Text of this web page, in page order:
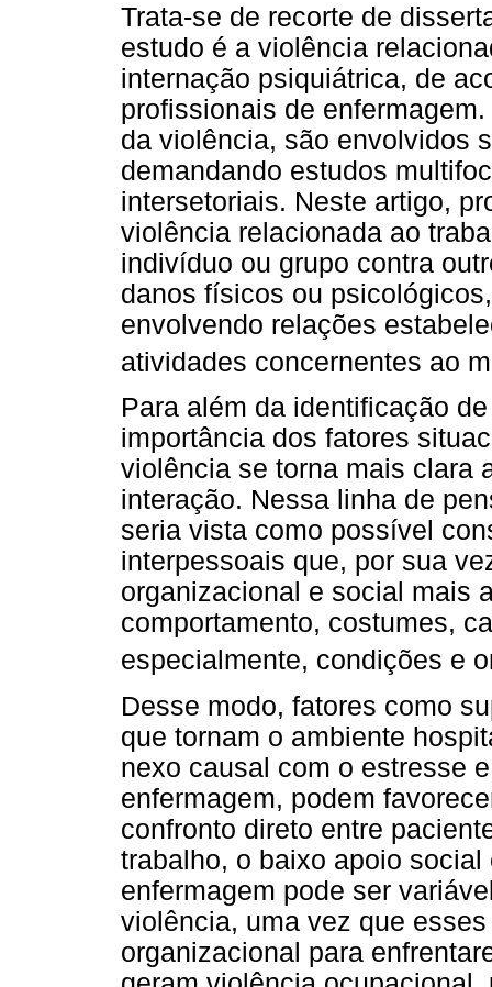
Trata-se de recorte de
estudo é a violência
internação psiquiátrica, de
profissionais de
da violência, são envolvidos
demandando estudos
intersetoriais. Neste artigo,
violência relacionada ao
indivíduo ou grupo contra
danos físicos ou
envolvendo relações
atividades concernentes ao
Para além da identificação
importância dos fatores
violência se torna mais clara
interação. Nessa linha de
seria vista como possível
interpessoais que, por sua
organizacional e social mais
comportamento, costumes,
especialmente, condições e
Desse modo, fatores como
que tornam o ambiente
nexo causal com o estresse
enfermagem, podem
confronto direto entre
trabalho, o baixo apoio
enfermagem pode ser
violência, uma vez que
organizacional para